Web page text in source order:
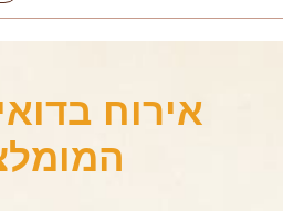
אירוח